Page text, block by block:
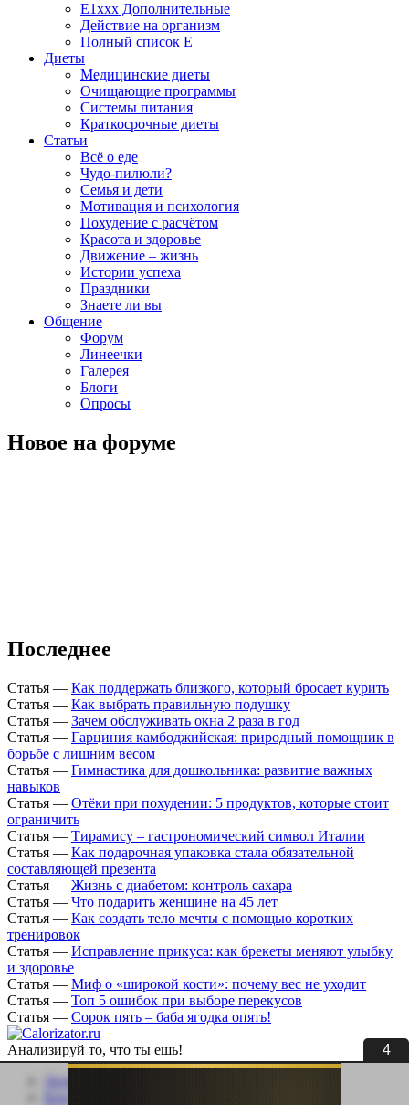
3
E1xxx Дополнительные
Действие на организм
Полный список E
Диеты
Медицинские диеты
Очищающие программы
Системы питания
Краткосрочные диеты
Статьи
Всё о еде
Чудо-пилюли?
Семья и дети
Мотивация и психология
Похудение с расчётом
Красота и здоровье
Движение – жизнь
Истории успеха
Праздники
Знаете ли вы
Общение
Форум
Линеечки
Галерея
Блоги
Опросы
Новое на форуме
Последнее
Статья — Как поддержать близкого, который бросает курить
Статья — Как выбрать правильную подушку
Статья — Зачем обслуживать окна 2 раза в год
Статья — Гарциния камбоджийская: природный помощник в
борьбе с лишним весом
Статья — Гимнастика для дошкольника: развитие важных
навыков
Статья — Отёки при похудении: 5 продуктов, которые стоит
ограничить
Статья — Тирамису – гастрономический символ Италии
Статья — Как подарочная упаковка стала обязательной
составляющей презента
Статья — Жизнь с диабетом: контроль сахара
Статья — Что подарить женщине на 45 лет
Статья — Как создать тело мечты с помощью коротких
тренировок
Статья — Исправление прикуса: как брекеты меняют улыбку
и здоровье
Статья — Миф о «широкой кости»: почему вес не уходит
Статья — Топ 5 ошибок при выборе перекусов
Статья — Сорок пять – баба ягодка опять!
Анализируй то, что ты ешь!
Личный кабинет